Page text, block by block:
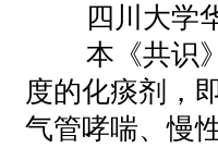
四川大学华
本《共识》
度的化痰剂，
气管哮喘、慢